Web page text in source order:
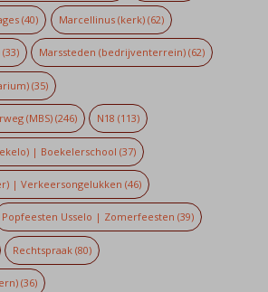
(40) Marcellinus (kerk)(62)
(33) Marssteden (bedrijventerrein) (62)
(35)
(MBS)(246) N18 (113)
| Boekelerschool (37)
| Verkeersongelukken (46)
Popfeesten Usselo | Zomerfeesten (39)
Rechtspraak (80)
(36)